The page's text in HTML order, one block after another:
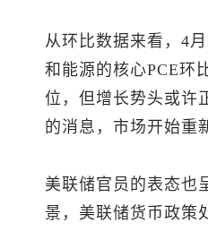
从环比数据来看，4
和能源的核心PCE环
位，但增长势头或许
的消息，市场开始重
美联储官员的表态也
景，美联储货币政策